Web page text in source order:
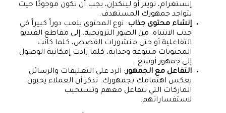
إنستغرام، تويتر أو لينكدإن، يجب أن تكون موجودًا حيث
يتواجد جمهورك المستهدف.
إنشاء محتوى جذاب: نوع المحتوى يلعب دوراً كبيراً في
جذب الانتباه. من الصور الترويجية، إلى مقاطع الفيديو
التفاعلية أو حتى منشورات القصص، كلما كانت
المحتويات متنوعة وجذابة، كلما زادت إمكانية الوصول
إلى جمهور أوسع.
التفاعل مع الجمهور: الرد على التعليقات والرسائل
يعكس اهتمامك بجمهورك. تذكر أن العملاء يحبون
الماركات التي تتفاعل معهم وتستجيب
لاستفساراتهم.